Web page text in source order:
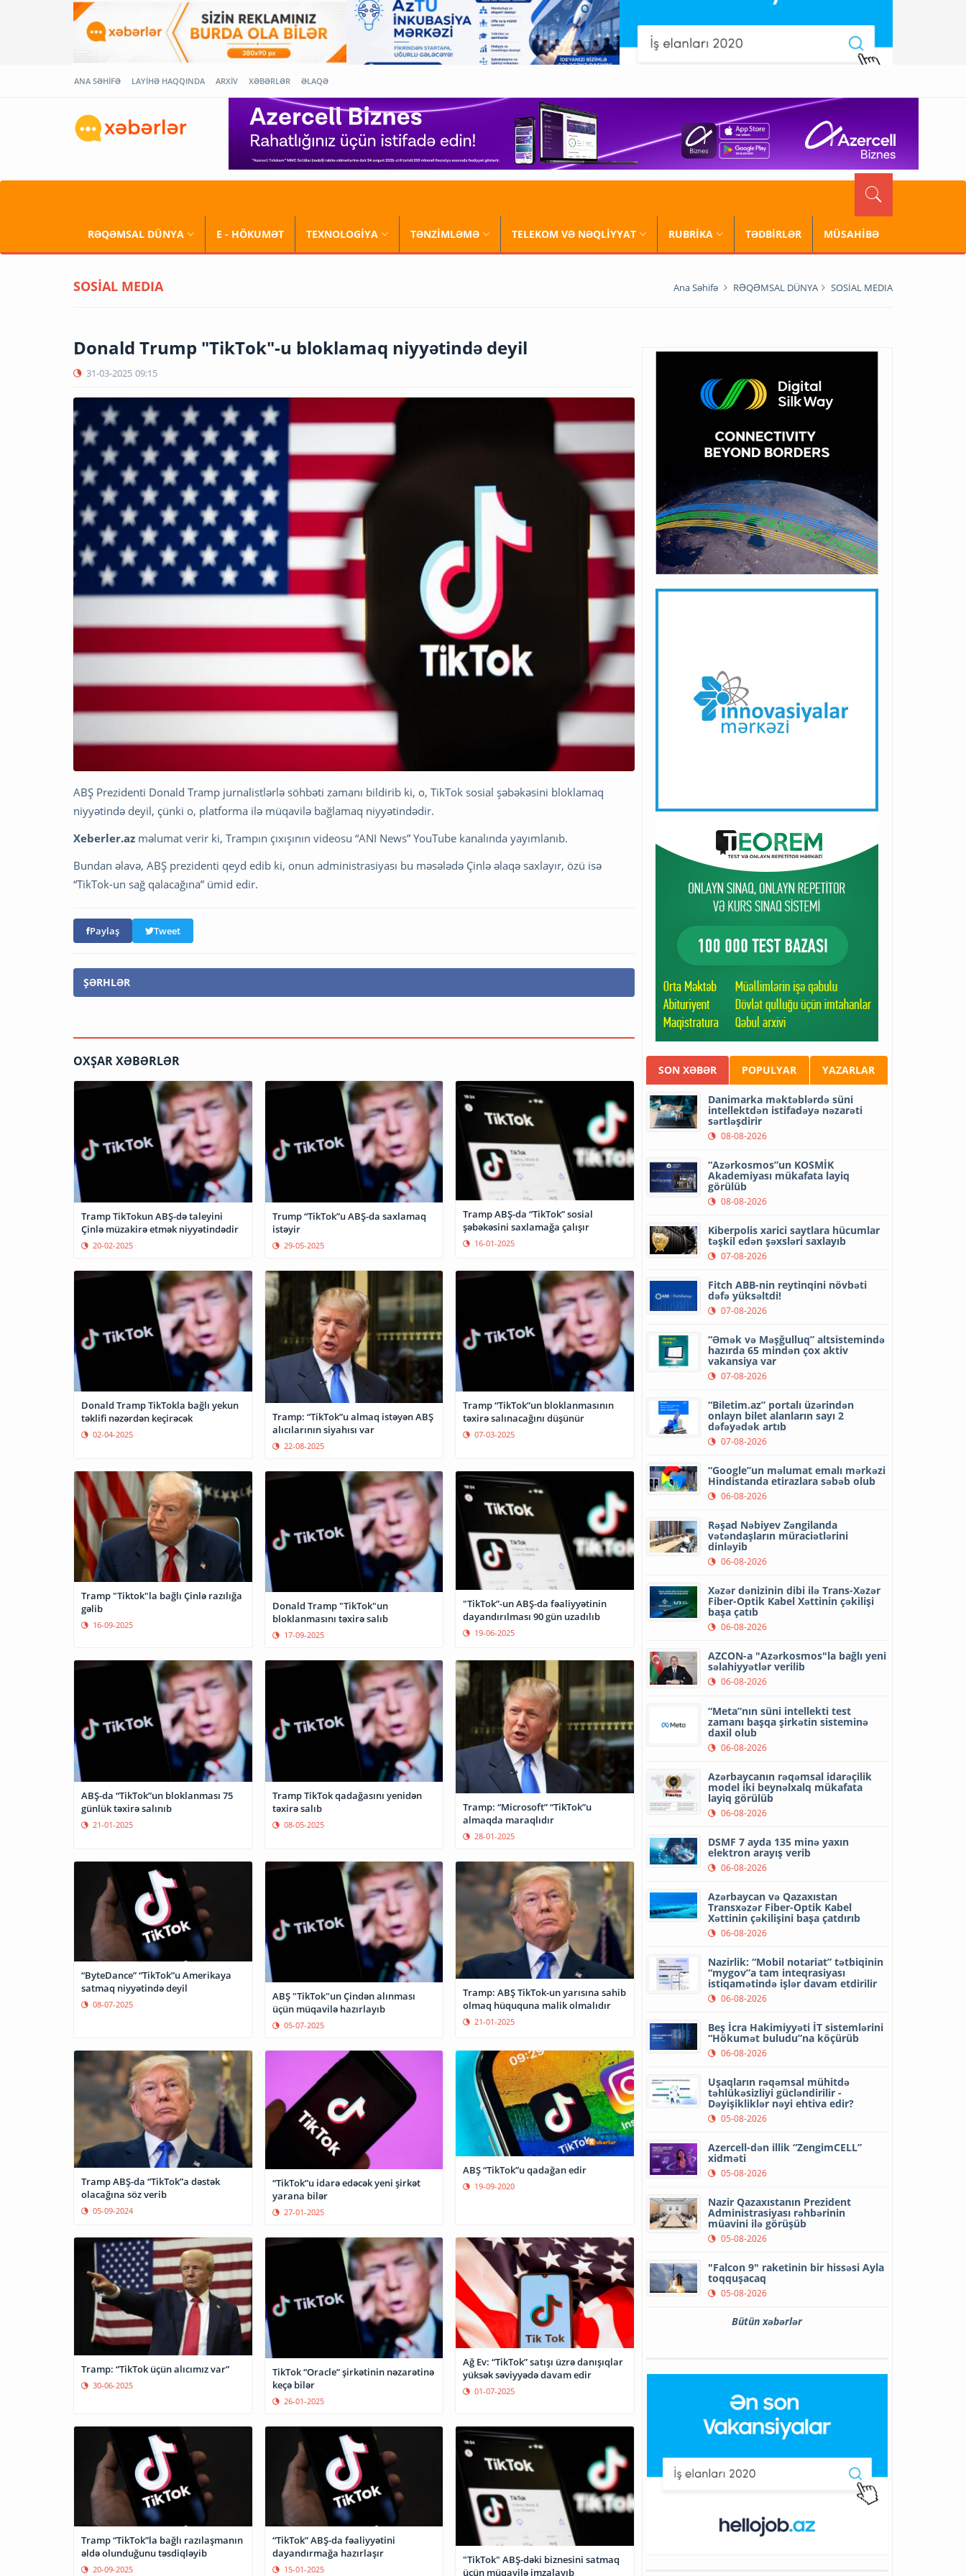
ANA SƏHİFƏ LAYİHƏ HAQQINDA ARXİV XƏBƏRLƏR ƏLAQƏ
RƏQƏMSAL DÜNYA E - HÖKUMƏT TEXNOLOGİYA TƏNZİMLƏMƏ TELEKOM VƏ NƏQLİYYAT RUBRİKA TƏDBİRLƏR MÜSAHİBƏ
SOSİAL MEDIA Ana Səhifə RƏQƏMSAL DÜNYA SOSİAL MEDIA
Donald Trump "TikTok"-u bloklamaq niyyətində deyil
31-03-2025 09:15
ABŞ Prezidenti Donald Tramp jurnalistlərlə söhbəti zamanı bildirib ki, o, TikTok sosial şəbəkəsini bloklamaq
niyyətində deyil, çünki o, platforma ilə müqavilə bağlamaq niyyətindədir.
Xeberler.az məlumat verir ki, Trampın çıxışının videosu “ANI News” YouTube kanalında yayımlanıb.
Bundan əlavə, ABŞ prezidenti qeyd edib ki, onun administrasiyası bu məsələdə Çinlə əlaqə saxlayır, özü isə
“TikTok-un sağ qalacağına” ümid edir.
Paylaş Tweet
ŞƏRHLƏR
OXŞAR XƏBƏRLƏR
Tramp TikTokun ABŞ-də taleyini
Çinlə müzakirə etmək niyyətindədir
20-02-2025
Trump “TikTok”u ABŞ-da saxlamaq
istəyir
29-05-2025
Tramp ABŞ-da “TikTok” sosial
şəbəkəsini saxlamağa çalışır
16-01-2025
Donald Tramp TikTokla bağlı yekun
təklifi nəzərdən keçirəcək
02-04-2025
Tramp: “TikTok”u almaq istəyən ABŞ
alıcılarının siyahısı var
22-08-2025
Tramp “TikTok”un bloklanmasının
təxirə salınacağını düşünür
07-03-2025
Tramp "Tiktok"la bağlı Çinlə razılığa
gəlib
16-09-2025
Donald Tramp "TikTok"un
bloklanmasını təxirə salıb
17-09-2025
"TikTok”-un ABŞ-da fəaliyyətinin
dayandırılması 90 gün uzadılıb
19-06-2025
ABŞ-da “TikTok”un bloklanması 75
günlük təxirə salınıb
21-01-2025
Tramp TikTok qadağasını yenidən
təxirə salıb
08-05-2025
Tramp: “Microsoft” “TikTok”u
almaqda maraqlıdır
28-01-2025
“ByteDance” “TikTok”u Amerikaya
satmaq niyyətində deyil
08-07-2025
ABŞ "TikTok"un Çindən alınması
üçün müqavilə hazırlayıb
05-07-2025
Tramp: ABŞ TikTok-un yarısına sahib
olmaq hüququna malik olmalıdır
21-01-2025
Tramp ABŞ-da “TikTok”a dəstək
olacağına söz verib
05-09-2024
“TikTok”u idarə edəcək yeni şirkət
yarana bilər
27-01-2025
ABŞ “TikTok”u qadağan edir
19-09-2020
Tramp: “TikTok üçün alıcımız var”
30-06-2025
TikTok “Oracle” şirkətinin nəzarətinə
keçə bilər
26-01-2025
Ağ Ev: “TikTok” satışı üzrə danışıqlar
yüksək səviyyədə davam edir
01-07-2025
Tramp “TikTok”la bağlı razılaşmanın
əldə olunduğunu təsdiqləyib
20-09-2025
“TikTok” ABŞ-da fəaliyyətini
dayandırmağa hazırlaşır
15-01-2025
"TikTok" ABŞ-dəki biznesini satmaq
üçün müqavilə imzalayıb
SON XƏBƏR POPULYAR YAZARLAR
Danimarka məktəblərdə süni
intellektdən istifadəyə nəzarəti
sərtləşdirir
08-08-2026
“Azərkosmos”un KOSMİK
Akademiyası mükafata layiq
görülüb
08-08-2026
Kiberpolis xarici saytlara hücumlar
təşkil edən şəxsləri saxlayıb
07-08-2026
Fitch ABB-nin reytinqini növbəti
dəfə yüksəltdi!
07-08-2026
“Əmək və Məşğulluq” altsistemində
hazırda 65 mindən çox aktiv
vakansiya var
07-08-2026
“Biletim.az” portalı üzərindən
onlayn bilet alanların sayı 2
dəfəyədək artıb
07-08-2026
“Google”un məlumat emalı mərkəzi
Hindistanda etirazlara səbəb olub
06-08-2026
Rəşad Nəbiyev Zəngilanda
vətəndaşların müraciətlərini
dinləyib
06-08-2026
Xəzər dənizinin dibi ilə Trans-Xəzər
Fiber-Optik Kabel Xəttinin çəkilişi
başa çatıb
06-08-2026
AZCON-a "Azərkosmos"la bağlı yeni
səlahiyyətlər verilib
06-08-2026
“Meta”nın süni intellekti test
zamanı başqa şirkətin sisteminə
daxil olub
06-08-2026
Azərbaycanın rəqəmsal idarəçilik
model iki beynəlxalq mükafata
layiq görülüb
06-08-2026
DSMF 7 ayda 135 minə yaxın
elektron arayış verib
06-08-2026
Azərbaycan və Qazaxıstan
Transxəzər Fiber-Optik Kabel
Xəttinin çəkilişini başa çatdırıb
06-08-2026
Nazirlik: “Mobil notariat” tətbiqinin
“mygov”a tam inteqrasiyası
istiqamətində işlər davam etdirilir
06-08-2026
Beş İcra Hakimiyyəti İT sistemlərini
“Hökumət buludu”na köçürüb
06-08-2026
Uşaqların rəqəmsal mühitdə
təhlükəsizliyi gücləndirilir -
Dəyişikliklər nəyi ehtiva edir?
05-08-2026
Azercell-dən illik “ZengimCELL”
xidməti
05-08-2026
Nazir Qazaxıstanın Prezident
Administrasiyası rəhbərinin
müavini ilə görüşüb
05-08-2026
"Falcon 9" raketinin bir hissəsi Ayla
toqquşacaq
05-08-2026
Bütün xəbərlər